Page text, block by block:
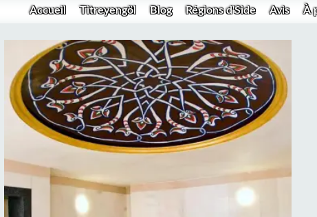
Accueil Titreyengöl Blog Régions d'Side Avis À